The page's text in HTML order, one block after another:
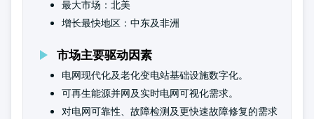
最大市场：北美
增长最快地区：中东及非洲
市场主要驱动因素
电网现代化及老化变电站基础设施数字化。
可再生能源并网及实时电网可视化需求。
对电网可靠性、故障检测及更快速故障修复的需求